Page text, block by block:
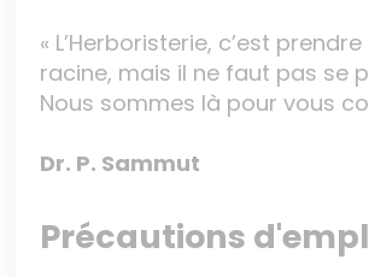
« L’Herboristerie, c’est
racine, mais il ne faut pas se
Nous sommes là pour vous
Dr. P. Sammut
Précautions